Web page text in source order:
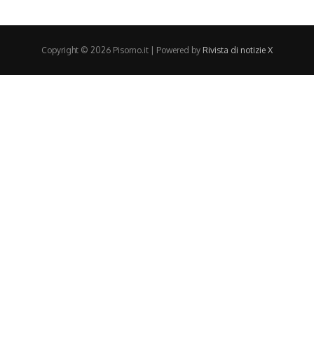
Copyright © 2026 Pisorno.it | Powered by Rivista di notizie X